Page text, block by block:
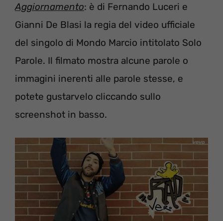
Aggiornamento: è di Fernando Luceri e
Gianni De Blasi la regia del video ufficiale
del singolo di Mondo Marcio intitolato Solo
Parole. Il filmato mostra alcune parole o
immagini inerenti alle parole stesse, e
potete gustarvelo cliccando sullo
screenshot in basso.